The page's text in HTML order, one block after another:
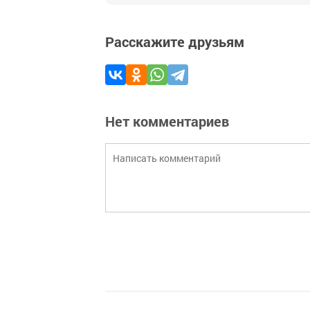
Расскажите друзьям
Нет комментариев